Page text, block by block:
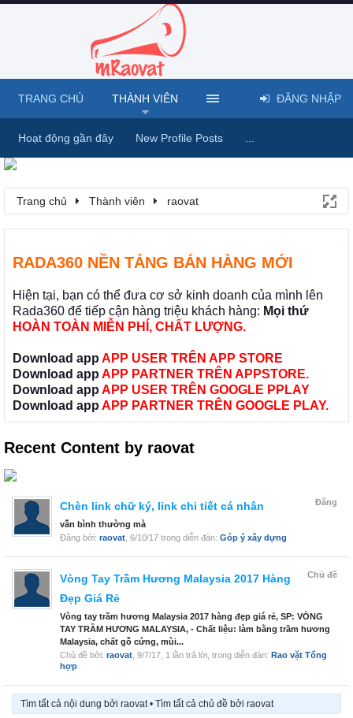
Trang chủ Thành viên raovat
RADA360 NỀN TẢNG BÁN HÀNG MỚI
Hiện tại, bạn có thể đưa cơ sở kinh doanh của mình lên
Rada360 để tiếp cận hàng triệu khách hàng: Mọi thứ
HOÀN TOÀN MIỄN PHÍ, CHẤT LƯỢNG.
Download app APP USER TRÊN APP STORE
Download app APP PARTNER TRÊN APPSTORE.
Download app APP USER TRÊN GOOGLE PPLAY
Download app APP PARTNER TRÊN GOOGLE PLAY.
Recent Content by raovat
Đăng
Chèn link chữ ký, link chi tiết cá nhân
vẫn bình thường mà
Đăng bởi: raovat 6/10/17 trong diễn đàn: Góp ý xây dựng
Chủ đề
Vòng Tay Trầm Hương Malaysia 2017 Hàng
Đẹp Giá Rẻ
Vòng tay trầm hương Malaysia 2017 hàng đẹp giá rẻ, SP: VÒNG
TAY TRẦM HƯƠNG MALAYSIA, - Chất liệu: làm bằng trầm hương
Malaysia, chất gỗ cứng, mùi...
Chủ đề bởi: raovat 9/7/17 , 1 lần trả lời, trong diễn đàn: Rao vặt Tổng
hợp
Tìm tất cả nội dung bởi raovat Tìm tất cả chủ đề bởi raovat
TRANG CHỦ THÀNH VIÊN
Hoạt động gần đây New Profile Posts
ĐĂNG NHẬP